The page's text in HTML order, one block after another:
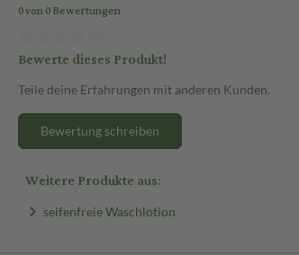
0 von 0 Bewertungen
Bewerte dieses Produkt!
Teile deine Erfahrungen mit anderen Kunden.
Bewertung schreiben
Weitere Produkte aus:
seifenfreie Waschlotion